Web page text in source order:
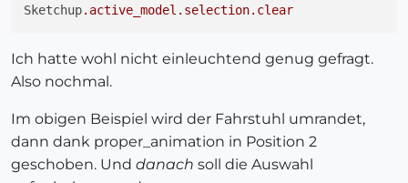
Sketchup.active_model .selection.clear
Ich hatte wohl nicht einleuchtend genug gefragt.
Also nochmal.
Im obigen Beispiel wird der Fahrstuhl umrandet,
dann dank proper_animation in Position 2
geschoben. Und danach soll die Auswahl